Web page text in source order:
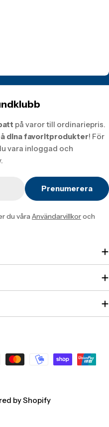
på varor till ordinariepris.
dina favoritprodukter! För
vara inloggad och
Prenumerera
du våraAnvändarvillkoroch
by Shopify